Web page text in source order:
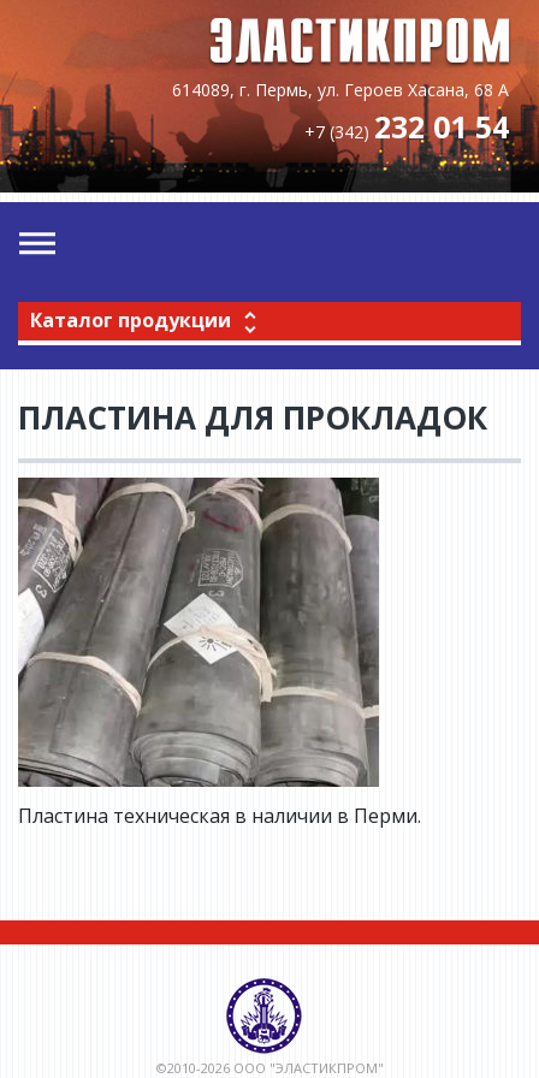
614089, г. Пермь, ул. Героев Хасана, 68 А
+7 (342) 232 01 54
Каталог продукции
ПЛАСТИНА ДЛЯ ПРОКЛАДОК
Пластина техническая в наличии в Перми.
©2010-2026 ООО "ЭЛАСТИКПРОМ"